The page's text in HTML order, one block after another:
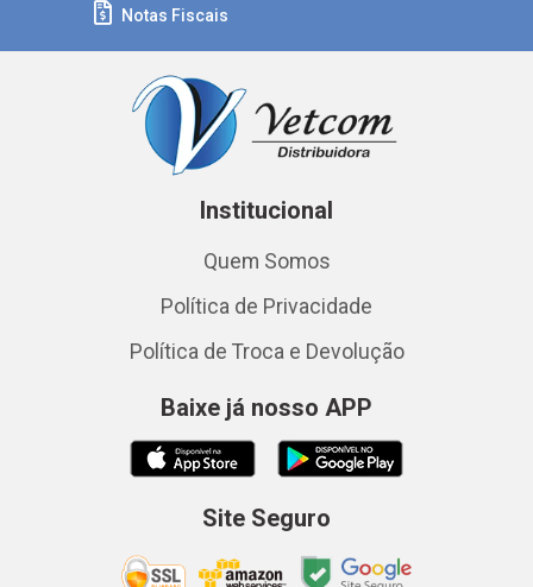
Notas Fiscais
Institucional
Quem Somos
Política de Privacidade
Política de Troca e Devolução
Baixe já nosso APP
Site Seguro